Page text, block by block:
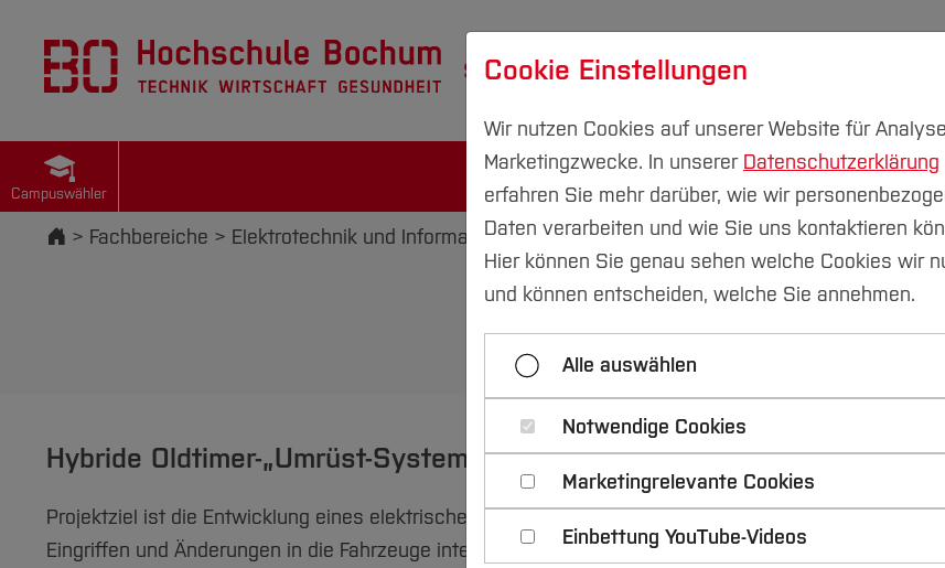
Studium Forschung & Transfer
Campuswähler
Startseite
Fachbereiche Elektrotechnik und Informatik Fachgebiete Institut für Elektromobilität
Projekt GET it digital
Hybride Oldtimer-„Umrüst-System für hochwertige Oldtimer auf
Projektziel ist die Entwicklung eines elektrischen Antriebs für Oldtimer, der als Hybridlösung mit
Eingriffen und Änderungen in die Fahrzeuge integrierbar ist. Diese Änderungen sollen komplett
Cookie Einstellungen
Wir nutzen Cookies auf unserer Website für
Marketingzwecke. In unserer Datenschutzerklärung
erfahren Sie mehr darüber, wie wir
Daten verarbeiten und wie Sie uns kontaktieren
Hier können Sie genau sehen welche Cookies wir
und können entscheiden, welche Sie annehmen.
Alle auswählen
Notwendige Cookies
Marketingrelevante Cookies
Einbettung YouTube-Videos